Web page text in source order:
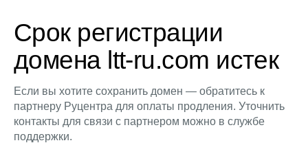
Срок регистрации
домена ltt-ru.com истек
Если вы хотите сохранить домен — обратитесь к
партнеру Руцентра для оплаты продления. Уточнить
контакты для связи с партнером можно в службе
поддержки.